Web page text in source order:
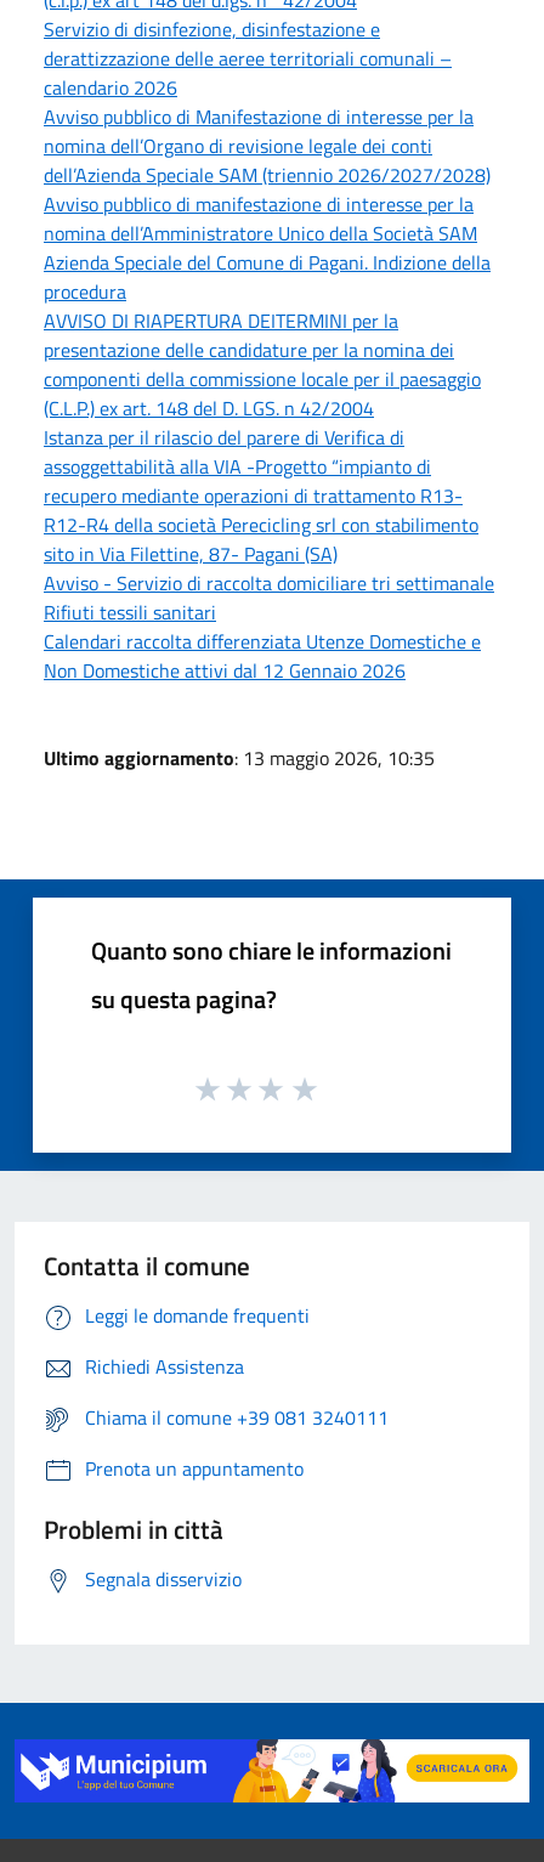
Servizio di disinfezione, disinfestazione e
derattizzazione delle aeree territoriali comunali –
calendario 2026
Avviso pubblico di Manifestazione di interesse per la
nomina dell’Organo di revisione legale dei conti
dell’Azienda Speciale SAM (triennio 2026/2027/2028)
Avviso pubblico di manifestazione di interesse per la
nomina dell’Amministratore Unico della Società SAM
Azienda Speciale del Comune di Pagani. Indizione della
procedura
AVVISO DI RIAPERTURA DEITERMINI per la
presentazione delle candidature per la nomina dei
componenti della commissione locale per il paesaggio
(C.L.P.) ex art. 148 del D. LGS. n 42/2004
Istanza per il rilascio del parere di Verifica di
assoggettabilità alla VIA -Progetto “impianto di
recupero mediante operazioni di trattamento R13-
R12-R4 della società Perecicling srl con stabilimento
sito in Via Filettine, 87- Pagani (SA)
Avviso - Servizio di raccolta domiciliare tri settimanale
Rifiuti tessili sanitari
Calendari raccolta differenziata Utenze Domestiche e
Non Domestiche attivi dal 12 Gennaio 2026
Ultimo aggiornamento: 13 maggio 2026, 10:35
Quanto sono chiare le informazioni
su questa pagina?
Contatta il comune
Leggi le domande frequenti
Richiedi Assistenza
Chiama il comune +39 081 3240111
Prenota un appuntamento
Problemi in città
Segnala disservizio